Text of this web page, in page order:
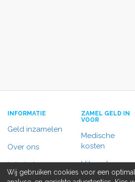
INFORMATIE
Geld inzamelen
Over ons
In het nieuws
ZAMEL GELD IN
VOOR
Medische
kosten
Uitvaart
Wij gebruiken cookies voor een